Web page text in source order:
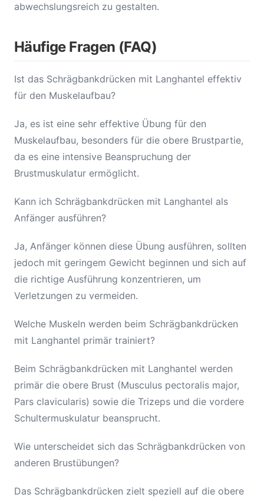
abwechslungsreich zu gestalten.
Häufige Fragen (FAQ)
Ist das Schrägbankdrücken mit Langhantel effektiv
für den Muskelaufbau?
Ja, es ist eine sehr effektive Übung für den
Muskelaufbau, besonders für die obere Brustpartie,
da es eine intensive Beanspruchung der
Brustmuskulatur ermöglicht.
Kann ich Schrägbankdrücken mit Langhantel als
Anfänger ausführen?
Ja, Anfänger können diese Übung ausführen, sollten
jedoch mit geringem Gewicht beginnen und sich auf
die richtige Ausführung konzentrieren, um
Verletzungen zu vermeiden.
Welche Muskeln werden beim Schrägbankdrücken
mit Langhantel primär trainiert?
Beim Schrägbankdrücken mit Langhantel werden
primär die obere Brust (Musculus pectoralis major,
Pars clavicularis) sowie die Trizeps und die vordere
Schultermuskulatur beansprucht.
Wie unterscheidet sich das Schrägbankdrücken von
anderen Brustübungen?
Das Schrägbankdrücken zielt speziell auf die obere